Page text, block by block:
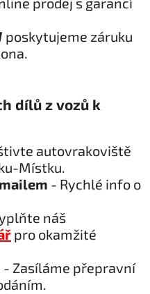
poskytujeme záruku
dílů z vozů k
autovrakoviště
Místku.
- Rychlé info o
náš
pro okamžité
- Zasíláme přepravní